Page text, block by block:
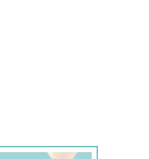
しれません。 Bを